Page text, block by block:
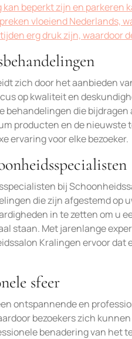
beperkt zijn en parkeren
vloeiend Nederlands,
erg druk zijn, waardoor
zich door het aanbieden
op kwaliteit en
die
producten en de
ervaring voor elke bezoeker.
bij
die zijn afgestemd op
in te zetten om u
staan. Met jarenlange
Kralingen ervoor dat
sfeer
ontspannende en
bezoekers zich
benadering van het